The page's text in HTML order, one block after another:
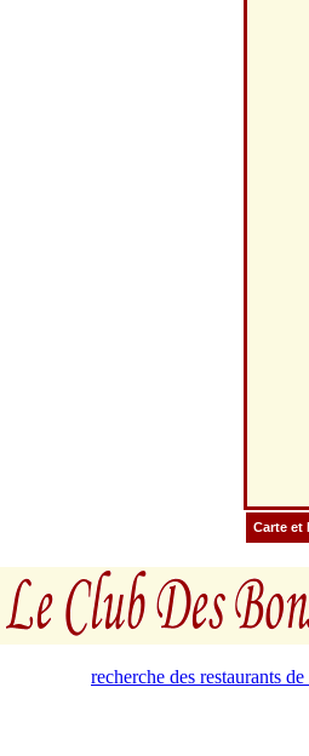
Carte et
recherche des restaurants